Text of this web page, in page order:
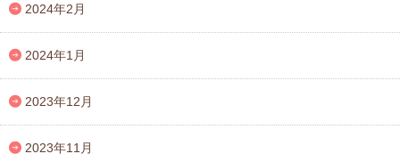
2024年2月
2024年1月
2023年12月
2023年11月